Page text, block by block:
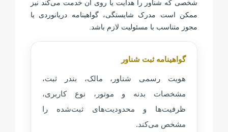
شخصی که شناور را هدایت یا روی آن خدمت می‌کند نیز
ممکن است مدرک شایستگی، گواهینامه دریانوردی یا
مجوز متناسب با مسئولیت لازم باشد.
گواهینامه ثبت شناور
هویت رسمی شناور، مالک، بندر ثبت،
مشخصات بدنه و موتور، نوع کاربری،
ظرفیت‌ها و محدودیت‌های ثبت‌شده را
مشخص می‌کند.